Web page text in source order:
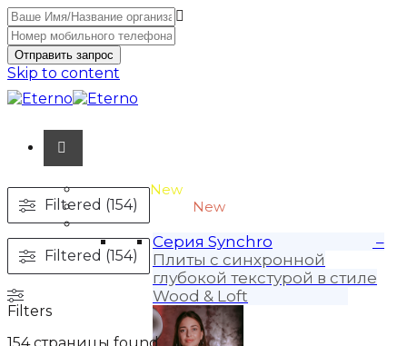
Отправить запрос
Skip to content
Unitone-3New
Wood-3 и Loft-2
New
Материалы
Серия Synchro
–
Плиты с синхронной
глубокой текстурой в стиле
Wood & Loft
Filtered (154)
Filtered (154)
Filters